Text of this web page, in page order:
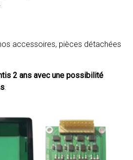
accessoires, pièces détachées
2 ans avec une possibilité
.